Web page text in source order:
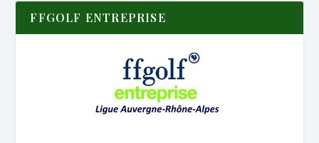
FFGOLF ENTREPRISE